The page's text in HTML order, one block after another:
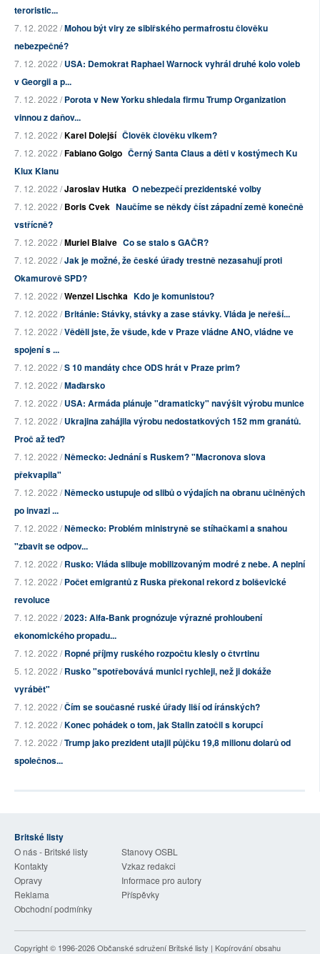
teroristic...
7. 12. 2022 /Mohou být viry ze sibiřského permafrostu člověku
nebezpečné?
7. 12. 2022 /USA: Demokrat Raphael Warnock vyhrál druhé kolo voleb
v Georgii a p...
7. 12. 2022 /Porota v New Yorku shledala firmu Trump Organization
vinnou z daňov...
7. 12. 2022 /Karel Dolejší Člověk člověku vlkem?
7. 12. 2022 /Fabiano Golgo Černý Santa Claus a děti v kostýmech Ku
Klux Klanu
7. 12. 2022 /Jaroslav Hutka O nebezpečí prezidentské volby
7. 12. 2022 /Boris Cvek Naučíme se někdy číst západní země konečně
vstřícně?
7. 12. 2022 /Muriel Blaive Co se stalo s GAČR?
7. 12. 2022 /Jak je možné, že české úřady trestně nezasahují proti
Okamurově SPD?
7. 12. 2022 /Wenzel Lischka Kdo je komunistou?
7. 12. 2022 /Británie: Stávky, stávky a zase stávky. Vláda je neřeší...
7. 12. 2022 /Věděli jste, že všude, kde v Praze vládne ANO, vládne ve
spojení s ...
7. 12. 2022 /S 10 mandáty chce ODS hrát v Praze prim?
7. 12. 2022 /Maďarsko
7. 12. 2022 /USA: Armáda plánuje "dramaticky" navýšit výrobu munice
7. 12. 2022 /Ukrajina zahájila výrobu nedostatkových 152 mm granátů.
Proč až teď?
7. 12. 2022 /Německo: Jednání s Ruskem? "Macronova slova
překvapila"
7. 12. 2022 /Německo ustupuje od slibů o výdajích na obranu učiněných
po invazi ...
7. 12. 2022 /Německo: Problém ministryně se stíhačkami a snahou
"zbavit se odpov...
7. 12. 2022 /Rusko: Vláda slibuje mobilizovaným modré z nebe. A neplní
7. 12. 2022 /Počet emigrantů z Ruska překonal rekord z bolševické
revoluce
7. 12. 2022 /2023: Alfa-Bank prognózuje výrazné prohloubení
ekonomického propadu...
7. 12. 2022 /Ropné příjmy ruského rozpočtu klesly o čtvrtinu
5. 12. 2022 /Rusko "spotřebovává munici rychleji, než ji dokáže
vyrábět"
7. 12. 2022 /Čím se současné ruské úřady liší od íránských?
7. 12. 2022 /Konec pohádek o tom, jak Stalin zatočil s korupcí
7. 12. 2022 /Trump jako prezident utajil půjčku 19,8 milionu dolarů od
společnos...
Britské listy
O nás - Britské listy
Stanovy OSBL
Kontakty
Vzkaz redakci
Opravy
Informace pro autory
Reklama
Příspěvky
Obchodní podmínky
Copyright © 1996-2026Občanské sdružení Britské listy | Kopírování obsahu